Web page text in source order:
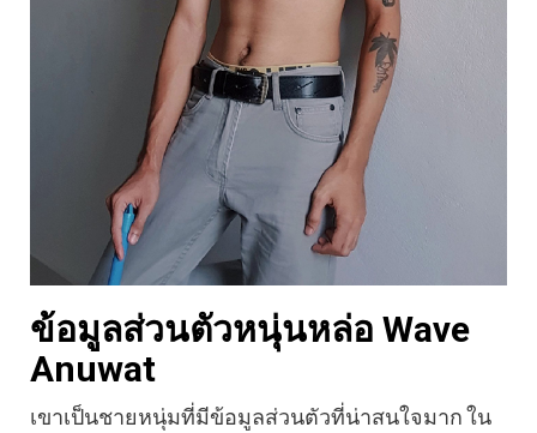
ข้อมูลส่วนตัวหนุ่นหล่อ Wave
Anuwat
เขาเป็นชายหนุ่มที่มีข้อมูลส่วนตัวที่น่าสนใจมาก ใน